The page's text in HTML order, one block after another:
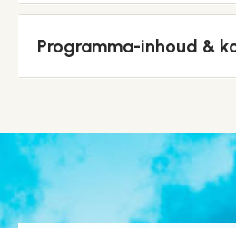
Programma-inhoud &